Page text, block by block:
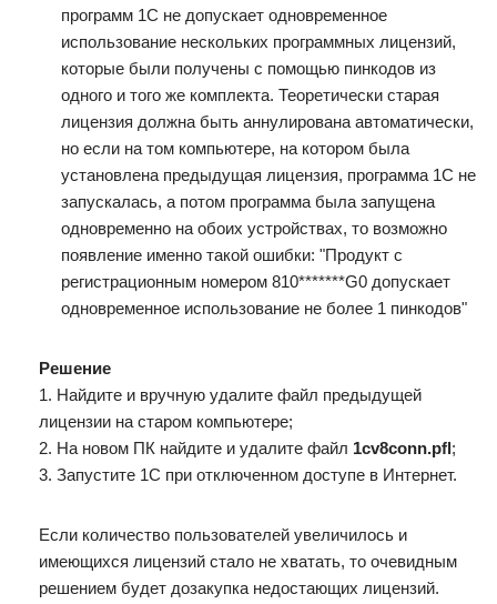
программ 1С не допускает одновременное
использование нескольких программных лицензий,
которые были получены с помощью пинкодов из
одного и того же комплекта. Теоретически старая
лицензия должна быть аннулирована автоматически,
но если на том компьютере, на котором была
установлена предыдущая лицензия, программа 1С не
запускалась, а потом программа была запущена
одновременно на обоих устройствах, то возможно
появление именно такой ошибки: "Продукт с
регистрационным номером 810*******G0 допускает
одновременное использование не более 1 пинкодов"
Решение
1. Найдите и вручную удалите файл предыдущей
лицензии на старом компьютере;
2. На новом ПК найдите и удалите файл 1cv8conn.pfl;
3. Запустите 1С при отключенном доступе в Интернет.
Если количество пользователей увеличилось и
имеющихся лицензий стало не хватать, то очевидным
решением будет дозакупка недостающих лицензий.